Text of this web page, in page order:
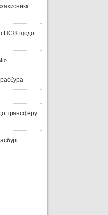
ПСЖ щодо
трансферу